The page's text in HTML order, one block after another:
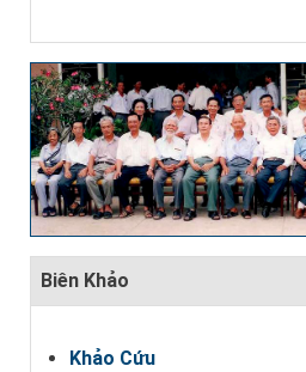
Biên Khảo
Khảo Cứu